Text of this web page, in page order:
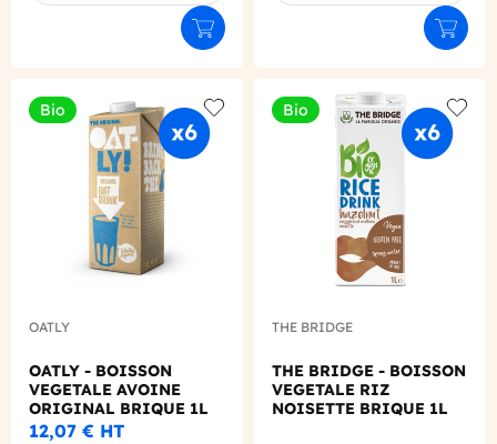
Ajouter au panier
Bio
Add to wishlist
OATLY
OATLY - BOISSON
VEGETALE AVOINE
ORIGINAL BRIQUE 1L
X6 BIO
12,07 € HT
Bio
Add
THE BRIDGE
THE BRIDGE - BOISSON
VEGETALE RIZ
NOISETTE BRIQUE 1L